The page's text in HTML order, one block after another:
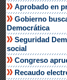
Aprobado en
Gobierno
Democrática
Seguridad
social
Congreso
Recaudo